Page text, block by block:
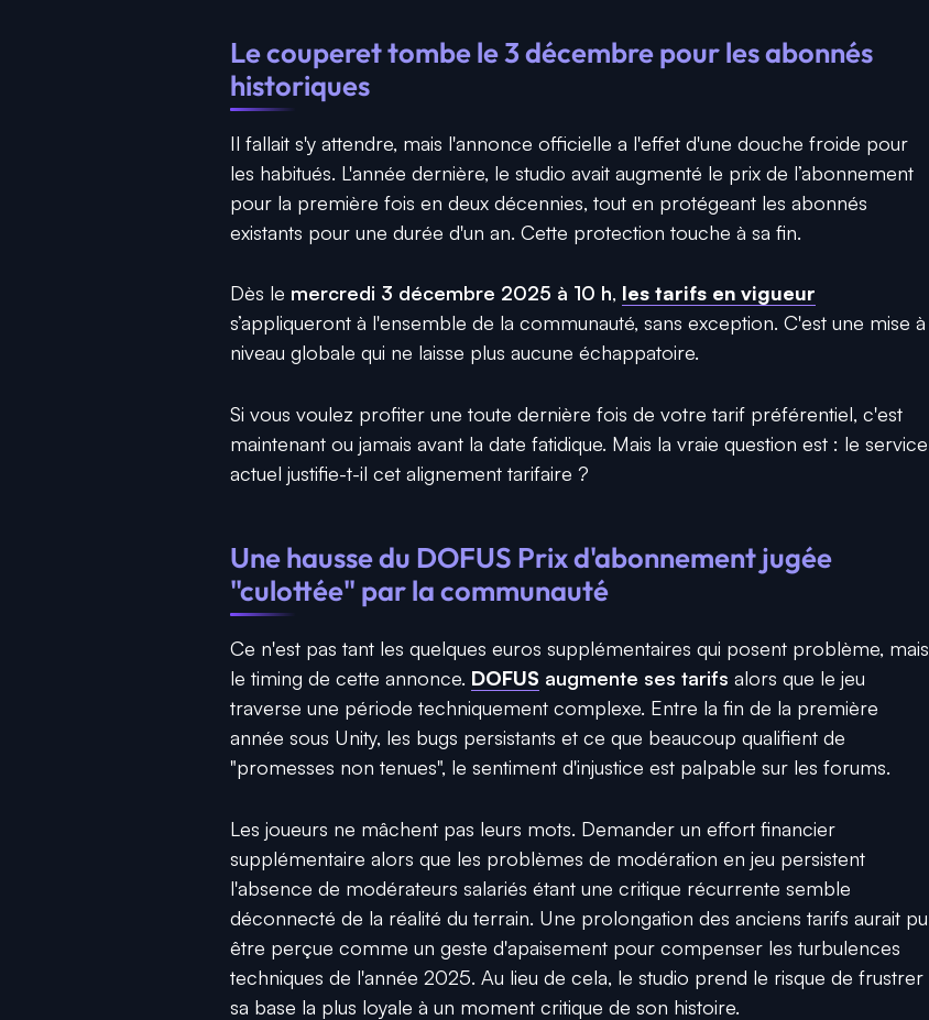
Le couperet tombe le 3 décembre pour les abonnés
historiques
Il fallait s'y attendre, mais l'annonce officielle a l'effet d'une douche froide pour
les habitués. L'année dernière, le studio avait augmenté le prix de l’abonnement
pour la première fois en deux décennies, tout en protégeant les abonnés
existants pour une durée d'un an. Cette protection touche à sa fin.
Dès le mercredi 3 décembre 2025 à 10 h, les tarifs en vigueur
s’appliqueront à l'ensemble de la communauté, sans exception. C'est une mise à
niveau globale qui ne laisse plus aucune échappatoire.
Si vous voulez profiter une toute dernière fois de votre tarif préférentiel, c'est
maintenant ou jamais avant la date fatidique. Mais la vraie question est : le service
actuel justifie-t-il cet alignement tarifaire ?
Une hausse du DOFUS Prix d'abonnement jugée
"culottée" par la communauté
Ce n'est pas tant les quelques euros supplémentaires qui posent problème, mais
le timing de cette annonce. DOFUS augmente ses tarifs alors que le jeu
traverse une période techniquement complexe. Entre la fin de la première
année sous Unity, les bugs persistants et ce que beaucoup qualifient de
"promesses non tenues", le sentiment d'injustice est palpable sur les forums.
Les joueurs ne mâchent pas leurs mots. Demander un effort financier
supplémentaire alors que les problèmes de modération en jeu persistent
l'absence de modérateurs salariés étant une critique récurrente semble
déconnecté de la réalité du terrain. Une prolongation des anciens tarifs aurait pu
être perçue comme un geste d'apaisement pour compenser les turbulences
techniques de l'année 2025. Au lieu de cela, le studio prend le risque de frustrer
sa base la plus loyale à un moment critique de son histoire.